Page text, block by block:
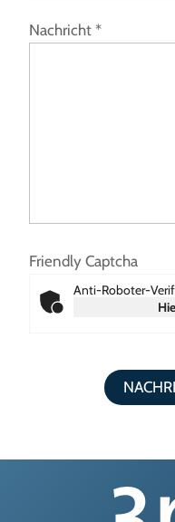
Nachricht *
Friendly Captcha
Anti-Roboter-